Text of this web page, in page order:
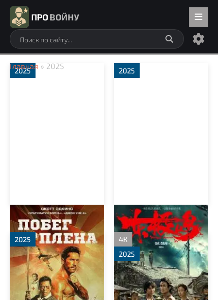
ПРОВОЙНУ
Главная » 2025
Военнопленный
2025
Остров Дунцзи
2025
2025
4К
2025